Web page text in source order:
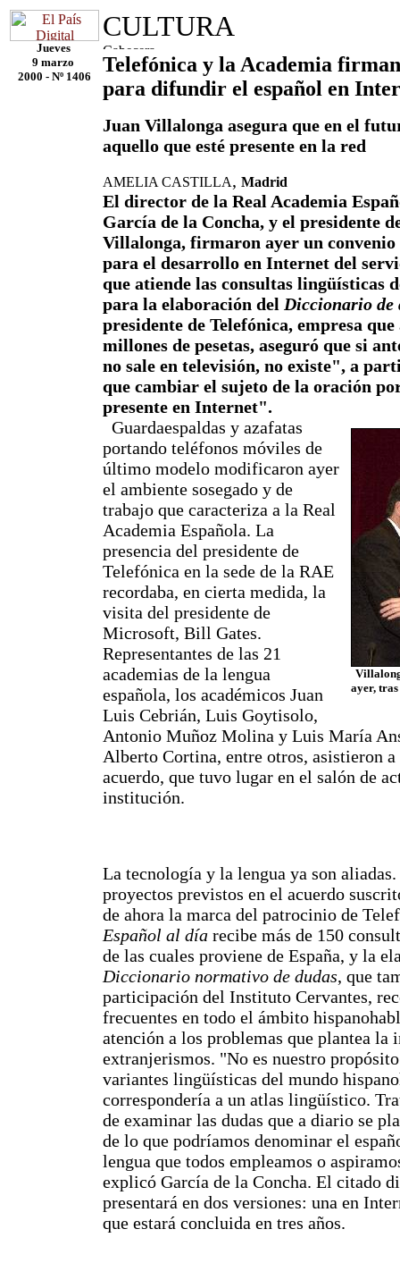
Jueves
9 marzo
2000 - Nº 1406
CULTURA
Telefónica y la Academia
para difundir el español en
Juan Villalonga asegura que en el
aquello que esté presente en la red
AMELIA CASTILLA, Madrid
El director de la Real Academia
García de la Concha, y el presidente
Villalonga, firmaron ayer un convenio
para el desarrollo en Internet del
que atiende las consultas lingüísticas
para la elaboración del Diccionario de
presidente de Telefónica, empresa
millones de pesetas, aseguró que si
no sale en televisión, no existe", a
que cambiar el sujeto de la oración
presente en Internet".
ayer,
Guardaespaldas y azafatas
portando teléfonos móviles de
último modelo modificaron ayer
el ambiente sosegado y de
trabajo que caracteriza a la Real
Academia Española. La
presencia del presidente de
Telefónica en la sede de la RAE
recordaba, en cierta medida, la
visita del presidente de
Microsoft, Bill Gates.
Representantes de las 21
academias de la lengua
española, los académicos Juan
Luis Cebrián, Luis Goytisolo,
Antonio Muñoz Molina y Luis María
Alberto Cortina, entre otros, asistieron
acuerdo, que tuvo lugar en el salón de
institución.
La tecnología y la lengua ya son
proyectos previstos en el acuerdo
de ahora la marca del patrocinio de
Español al día recibe más de 150
de las cuales proviene de España, y la
Diccionario normativo de dudas, que
participación del Instituto Cervantes,
frecuentes en todo el ámbito
atención a los problemas que plantea la
extranjerismos. "No es nuestro
variantes lingüísticas del mundo
correspondería a un atlas lingüístico.
de examinar las dudas que a diario se
de lo que podríamos denominar el
lengua que todos empleamos o
explicó García de la Concha. El citado
presentará en dos versiones: una en
que estará concluida en tres años.